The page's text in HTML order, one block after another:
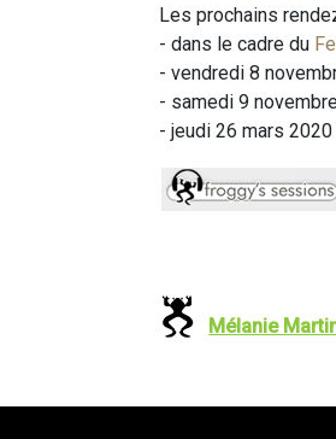
Les prochains
- dans le cadre du
- vendredi 8
- samedi 9
- jeudi 26 mars
Mélanie